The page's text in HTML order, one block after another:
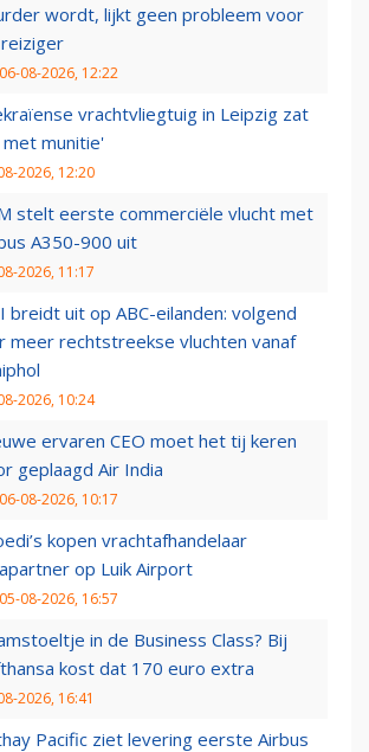
wordt, lijkt geen probleem voor
06-08-2026, 12:22
vrachtvliegtuig in Leipzig zat
munitie'
2026, 12:20
stelt eerste commerciële vlucht met
A350-900 uit
2026, 11:17
breidt uit op ABC-eilanden: volgend
meer rechtstreekse vluchten vanaf
2026, 10:24
ervaren CEO moet het tij keren
geplaagd Air India
06-08-2026, 10:17
kopen vrachtafhandelaar
op Luik Airport
05-08-2026, 16:57
in de Business Class? Bij
kost dat 170 euro extra
2026, 16:41
Pacific ziet levering eerste Airbus